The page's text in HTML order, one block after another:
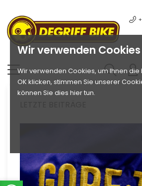
Wir verwenden Cookies
Wir verwenden Cookies, um Ihnen
OK klicken, stimmen Sie unserer
können Sie dies hier tun.